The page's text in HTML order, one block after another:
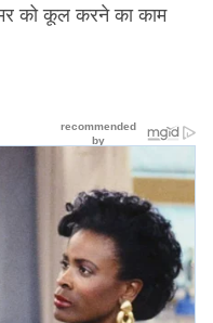
को कूल करने का काम